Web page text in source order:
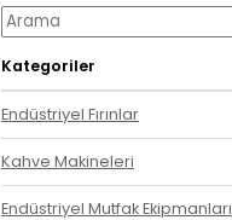
Kategoriler
Endüstriyel Fırınlar
Kahve Makineleri
Endüstriyel Mutfak Ekipmanları